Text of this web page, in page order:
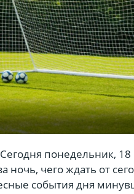
понедельник,
ночь, чего ждать от
события дня